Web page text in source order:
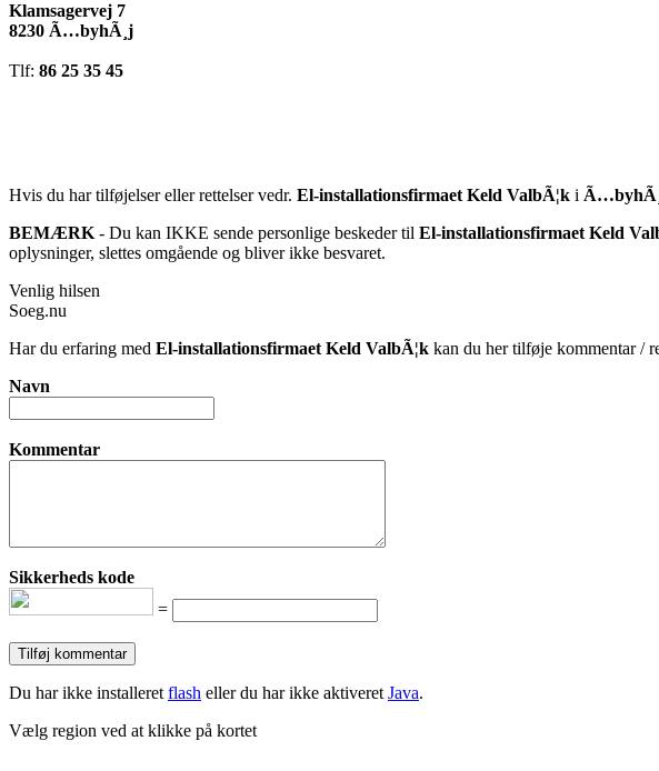
Klamsagervej 7
8230 Ã…byhÃ¸j
Tlf: 86 25 35 45
Hvis du har tilføjelser eller rettelser vedr. El-installationsfirmaet Keld ValbÃ¦k i
BEMÆRK - Du kan IKKE sende personlige beskeder til El-installationsfirmaet Keld
oplysninger, slettes omgående og bliver ikke besvaret.
Venlig hilsen
Soeg.nu
Har du erfaring med El-installationsfirmaet Keld ValbÃ¦k kan du her tilføje kommentar /
Navn
Kommentar
Sikkerheds kode
=
Du har ikke installeret flash eller du har ikke aktiveret Java.
Vælg region ved at klikke på kortet